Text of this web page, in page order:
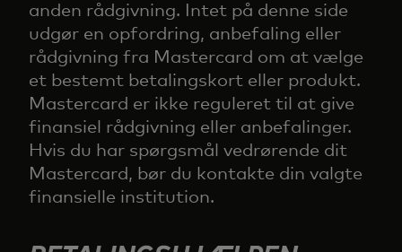
anden rådgivning. Intet på denne side
udgør en opfordring, anbefaling eller
rådgivning fra Mastercard om at vælge
et bestemt betalingskort eller produkt.
Mastercard er ikke reguleret til at give
finansiel rådgivning eller anbefalinger.
Hvis du har spørgsmål vedrørende dit
Mastercard, bør du kontakte din valgte
finansielle institution.